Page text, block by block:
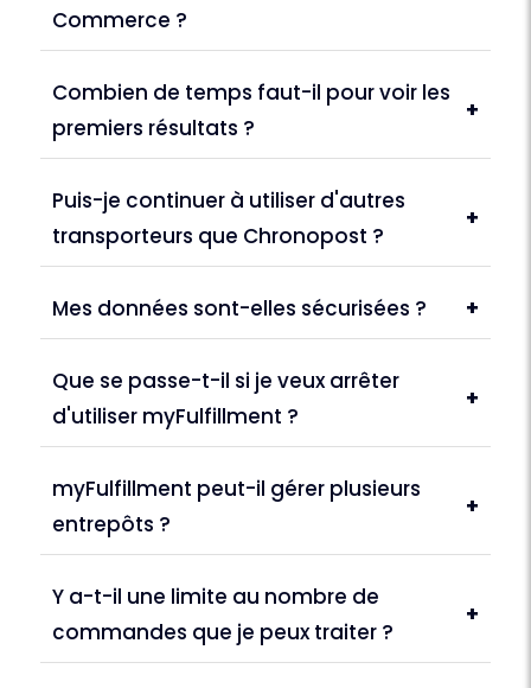
Commerce ?
Combien de temps faut-il pour voir les
premiers résultats ?
+
Puis-je continuer à utiliser d'autres
transporteurs que Chronopost ?
+
Mes données sont-elles sécurisées ? +
Que se passe-t-il si je veux arrêter
d'utiliser myFulfillment ?
+
myFulfillment peut-il gérer plusieurs
entrepôts ?
+
Y a-t-il une limite au nombre de
commandes que je peux traiter ?
+